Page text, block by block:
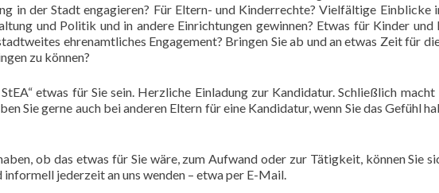
in der Stadt engagieren? Für Eltern- und Kinderrechte? Vielfältige Einblicke
und Politik und in andere Einrichtungen gewinnen? Etwas für Kinder und
ehrenamtliches Engagement? Bringen Sie ab und an etwas Zeit für
zu können?
etwas für Sie sein. Herzliche Einladung zur Kandidatur. Schließlich
Sie gerne auch bei anderen Eltern für eine Kandidatur, wenn Sie das Gefühl
ob das etwas für Sie wäre, zum Aufwand oder zur Tätigkeit, können Sie
jederzeit an uns wenden – etwa per E-Mail.